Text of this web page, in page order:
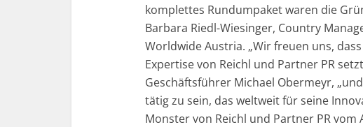
komplettes Rundumpaket waren die
Barbara Riedl-Wiesinger, Country
Worldwide Austria. „Wir freuen uns,
Expertise von Reichl und Partner PR
Geschäftsführer Michael Obermeyr,
tätig zu sein, das weltweit für seine
Monster von Reichl und Partner PR